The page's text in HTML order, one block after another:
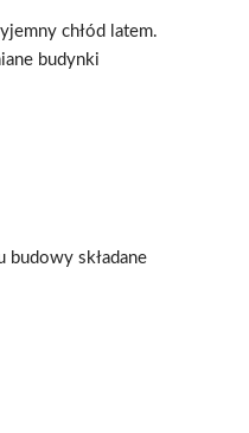
chłód latem.
budynki
budowy składane